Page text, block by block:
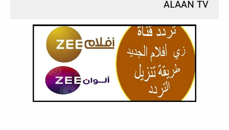
ALAAN TV